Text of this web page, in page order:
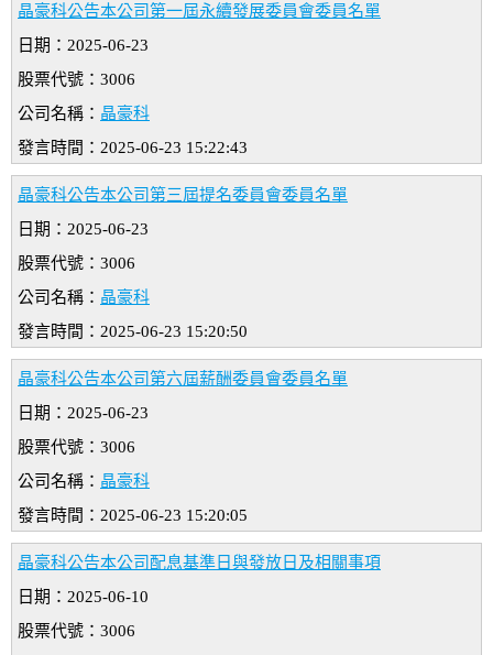
晶豪科公告本公司第一屆永續發展委員會委員名單
日期：2025-06-23
股票代號：3006
公司名稱： 晶豪科
發言時間：2025-06-23 15:22:43
晶豪科公告本公司第三屆提名委員會委員名單
日期：2025-06-23
股票代號：3006
公司名稱： 晶豪科
發言時間：2025-06-23 15:20:50
晶豪科公告本公司第六屆薪酬委員會委員名單
日期：2025-06-23
股票代號：3006
公司名稱： 晶豪科
發言時間：2025-06-23 15:20:05
晶豪科公告本公司配息基準日與發放日及相關事項
日期：2025-06-10
股票代號：3006